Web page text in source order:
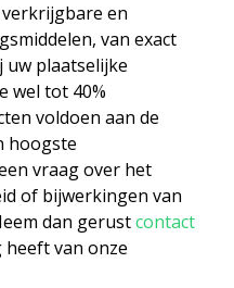
en
van exact
uw plaatselijke
wel tot 40%
voldoen aan de
hoogste
vraag over het
of bijwerkingen van
dan gerustcontact
heeft van onze